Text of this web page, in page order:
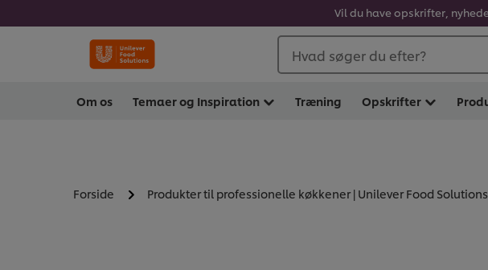
Vil du have opskrifter,
Hvad søger du efter?
Om os Temaer og Inspiration Træning Opskrifter
Forside Produkter til professionelle køkkener | Unilever Food Solutions